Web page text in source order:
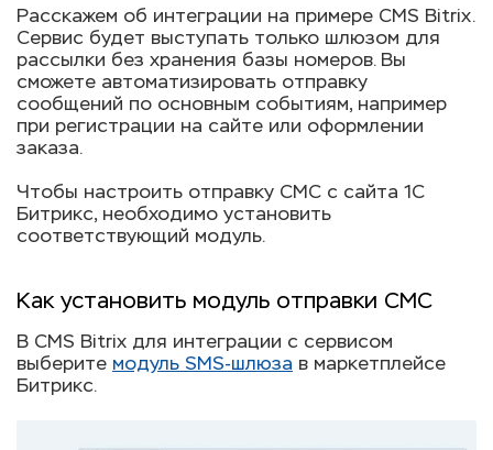
Расскажем об интеграции на примере CMS Bitrix.
Сервис будет выступать только шлюзом для
рассылки без хранения базы номеров. Вы
сможете автоматизировать отправку
сообщений по основным событиям, например
при регистрации на сайте или оформлении
заказа.
Чтобы настроить отправку СМС с сайта 1С
Битрикс, необходимо установить
соответствующий модуль.
Как установить модуль отправки СМС
В CMS Bitrix для интеграции с сервисом
выберите модуль SMS-шлюза в маркетплейсе
Битрикс.